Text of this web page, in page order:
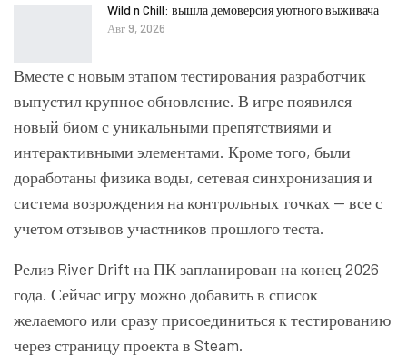
Wild n Chill: вышла демоверсия уютного выживача
Авг 9, 2026
Вместе с новым этапом тестирования разработчик
выпустил крупное обновление. В игре появился
новый биом с уникальными препятствиями и
интерактивными элементами. Кроме того, были
доработаны физика воды, сетевая синхронизация и
система возрождения на контрольных точках — все с
учетом отзывов участников прошлого теста.
Релиз River Drift на ПК запланирован на конец 2026
года. Сейчас игру можно добавить в список
желаемого или сразу присоединиться к тестированию
через страницу проекта в Steam.